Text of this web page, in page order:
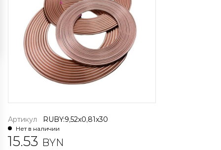
Артикул RUBY:9,52x0,81x30
Нет в наличии
15.53 BYN